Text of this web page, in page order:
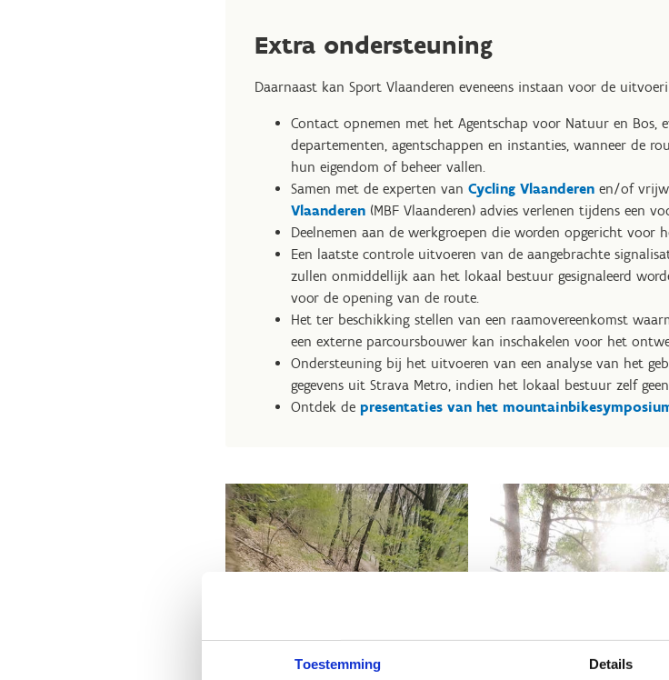
Toestemming Details
Extra ondersteuning
Daarnaast kan Sport Vlaanderen eveneens instaan voor de
Contact opnemen met het Agentschap voor Natuur en Bos,
departementen, agentschappen en instanties, wanneer de
hun eigendom of beheer vallen.
Samen met de experten van Cycling Vlaanderen en/of
Vlaanderen (MBF Vlaanderen) advies verlenen tijdens een
Deelnemen aan de werkgroepen die worden opgericht voor
Een laatste controle uitvoeren van de aangebrachte
zullen onmiddellijk aan het lokaal bestuur gesignaleerd
voor de opening van de route.
Het ter beschikking stellen van een raamovereenkomst
een externe parcoursbouwer kan inschakelen voor het
Ondersteuning bij het uitvoeren van een analyse van het
gegevens uit Strava Metro, indien het lokaal bestuur zelf
Ontdek de presentaties van het